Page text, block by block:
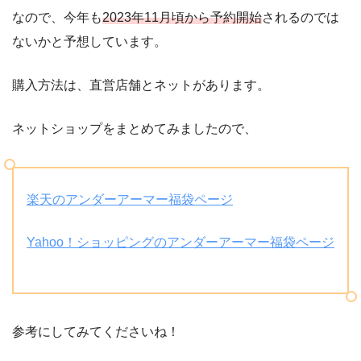
なので、今年も2023年11月頃から予約開始されるのでは
ないかと予想しています。
購入方法は、直営店舗とネットがあります。
ネットショップをまとめてみましたので、
楽天のアンダーアーマー福袋ページ
Yahoo！ショッピングのアンダーアーマー福袋ページ
参考にしてみてくださいね！